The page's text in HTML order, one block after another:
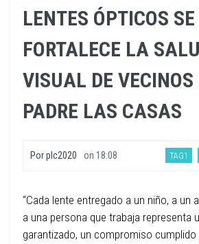
LENTES ÓPTICOS SE
FORTALECE LA
VISUAL DE VECINOS
PADRE LAS CASAS
Porplc2020 on 18:08 TAG1
“Cada lente entregado a un niño, a un
a una persona que trabaja representa
garantizado, un compromiso cumplido